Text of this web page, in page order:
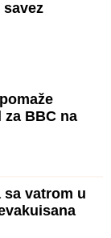
BBC na
vatrom u